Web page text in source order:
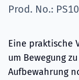
Prod. No.:
Eine praktische
um Bewegung
Aufbewahrung